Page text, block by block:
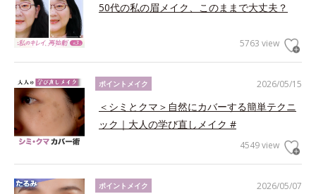
50代の私の眉メイク、このままで大丈夫？
5763 view
2026/05/15
ポイントメイク
＜シミとクマ＞自然にカバーする簡単テクニ
ック｜大人の学び直しメイク #
4549 view
2026/05/07
ポイントメイク